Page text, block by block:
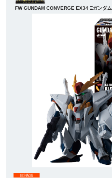
FW GUNDAM CONVERGE EX34 Ξガンダム
個別配送